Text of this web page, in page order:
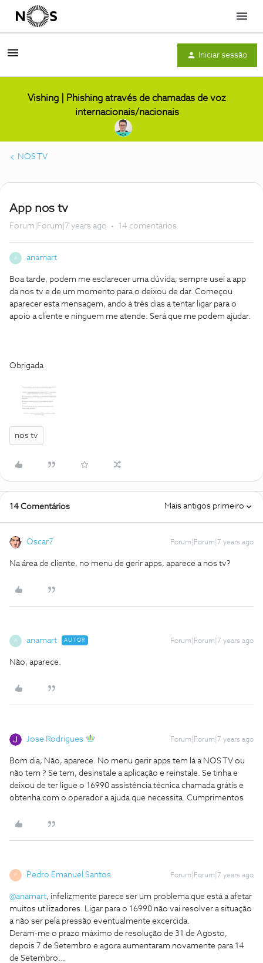
Menu
Iniciar sessão
Vishing | Phishing através de chamadas de voz
internacionais/nacionais
NOS TV
App nos tv
Forum|Forum|7 years ago 14 comentários
A anamart
Boa tarde, podem me esclarecer uma dúvida, sempre usei a app
da nos tv e de um momento para o deixou de dar. Começou
aparecer esta mensagem, ando à três dias a tentar ligar para o
apoio a cliente e ninguem me atende. Será que me podem ajudar.
Obrigada
nos tv
14 Comentários Mais antigos primeiro
Oscar7 Forum|Forum|7 years ago
Na área de cliente, no menu de gerir apps, aparece a nos tv?
A anamart AUTOR Forum|Forum|7 years ago
Não, aparece.
Jose Rodrigues Forum|Forum|7 years ago
Bom dia, Não, aparece. No menu gerir apps tem lá a NOS TV ou
não tem ? Se tem, desinstale a aplicação e reinstale. Se tinha e
deixou de ter ligue o 16990 assistência técnica chamada grátis e
obtenha com o operador a ajuda que necessita. Cumprimentos
P Pedro Emanuel Santos Forum|Forum|7 years ago
@anamart, infelizmente parece ser um problema que está a afetar
muitos utilizadores. Ligar para o 16990 não vai resolver a situação
a não ser pela pressão eventualmente excercida.
Deram-me o prazo máximo de resolução de 31 de Agosto,
depois 7 de Setembro e agora aumentaram novamente para 14
de Setembro...